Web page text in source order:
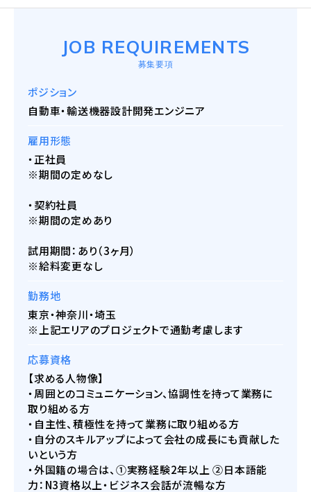
JOB REQUIREMENTS
募集要項
ポジション
自動車・輸送機器設計開発エンジニア
雇用形態
・正社員
※期間の定めなし
・契約社員
※期間の定めあり
試用期間：あり（3ヶ月）
※給料変更なし
勤務地
東京・神奈川・埼玉
※上記エリアのプロジェクトで通勤考慮します
応募資格
【求める人物像】
・周囲とのコミュニケーション、協調性を持って業務に
取り組める方
・自主性、積極性を持って業務に取り組める方
・自分のスキルアップによって会社の成⻑にも貢献した
いという方
・外国籍の場合は、①実務経験2年以上 ②日本語能
力：N3資格以上・ビジネス会話が流暢な方